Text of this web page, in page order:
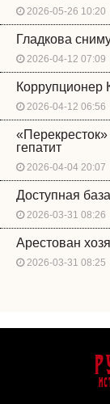
2026-05-26 10:20
Гладкова
2026-04-12 07:09
Коррупционер
2026-04-12 06:56
гепатит
2026-04-04 20:07
Доступная
2026-03-31 08:26
Арестован
2026-03-31 08:25